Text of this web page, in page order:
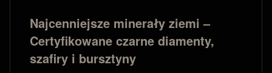
Najcenniejsze minerały ziemi –
Certyfikowane czarne diamenty,
szafiry i bursztyny